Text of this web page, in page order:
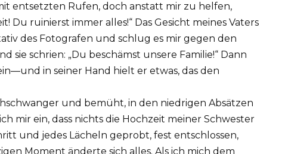
entsetzten Rufen, doch anstatt mir zu helfen,
Du ruinierst immer alles!“ Das Gesicht meines Vaters
des Fotografen und schlug es mir gegen den
sie schrien: „Du beschämst unsere Familie!“ Dann
in seiner Hand hielt er etwas, das den
und bemüht, in den niedrigen Absätzen
mir ein, dass nichts die Hochzeit meiner Schwester
und jedes Lächeln geprobt, fest entschlossen,
Moment änderte sich alles. Als ich mich dem